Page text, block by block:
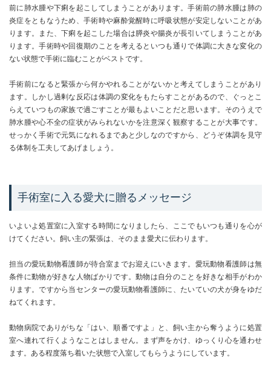
前に肺水腫や下痢を起こしてしまうことがあります。手術前の肺水腫は肺の
炎症をともなうため、手術時や麻酔覚醒時に呼吸状態が安定しないことがあ
ります。また、下痢を起こした場合は膵炎や腸炎が長引いてしまうことがあ
ります。手術時や回復期のことを考えるといつも通りで体調に大きな変化の
ない状態で手術に臨むことがベストです。
手術前になると緊張から何かやれることがないかと考えてしまうことがあり
ます。しかし過剰な反応は体調の変化をもたらすことがあるので、ぐっとこ
らえていつもの家族で過ごすことが最もよいことだと思います。そのうえで
肺水腫や心不全の症状がみられないかを注意深く観察することが大事です。
せっかく手術で元気になれるまであと少しなのですから、どうぞ体調を見守
る体制を工夫してあげましょう。
手術室に入る愛犬に贈るメッセージ
いよいよ処置室に入室する時間になりましたら、ここでもいつも通りを心が
けてください。飼い主の緊張は、そのまま愛犬に伝わります。
担当の愛玩動物看護師が待合室までお迎えにいきます。愛玩動物看護師は無
条件に動物が好きな人物ばかりです。動物は自分のことを好きな相手がわか
ります。ですから当センターの愛玩動物看護師に、たいていの犬が身をゆだ
ねてくれます。
動物病院でありがちな「はい、順番ですよ」と、飼い主から奪うように処置
室へ連れて行くようなことはしません。まず声をかけ、ゆっくり心を通わせ
ます。ある程度落ち着いた状態で入室してもらうようにしています。